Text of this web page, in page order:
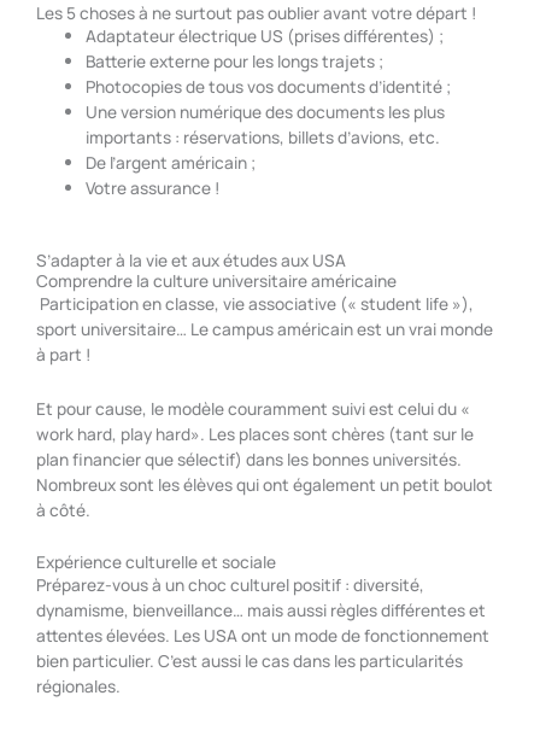
Les 5 choses à ne surtout pas oublier avant votre départ !
Adaptateur électrique US (prises différentes) ;
Batterie externe pour les longs trajets ;
Photocopies de tous vos documents d’identité ;
Une version numérique des documents les plus
importants : réservations, billets d’avions, etc.
De l’argent américain ;
Votre assurance !
S’adapter à la vie et aux études aux USA
Comprendre la culture universitaire américaine
Participation en classe, vie associative (« student life »),
sport universitaire… Le campus américain est un vrai monde
à part !
Et pour cause, le modèle couramment suivi est celui du «
work hard, play hard». Les places sont chères (tant sur le
plan financier que sélectif) dans les bonnes universités.
Nombreux sont les élèves qui ont également un petit boulot
à côté.
Expérience culturelle et sociale
Préparez-vous à un choc culturel positif : diversité,
dynamisme, bienveillance… mais aussi règles différentes et
attentes élevées. Les USA ont un mode de fonctionnement
bien particulier. C’est aussi le cas dans les particularités
régionales.